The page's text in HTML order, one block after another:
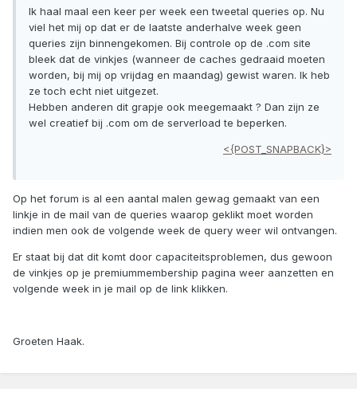
Ik haal maal een keer per week een tweetal queries op. Nu
viel het mij op dat er de laatste anderhalve week geen
queries zijn binnengekomen. Bij controle op de .com site
bleek dat de vinkjes (wanneer de caches gedraaid moeten
worden, bij mij op vrijdag en maandag) gewist waren. Ik heb
ze toch echt niet uitgezet.
Hebben anderen dit grapje ook meegemaakt ? Dan zijn ze
wel creatief bij .com om de serverload te beperken.
<{POST_SNAPBACK}>
Op het forum is al een aantal malen gewag gemaakt van een
linkje in de mail van de queries waarop geklikt moet worden
indien men ook de volgende week de query weer wil ontvangen.
Er staat bij dat dit komt door capaciteitsproblemen, dus gewoon
de vinkjes op je premiummembership pagina weer aanzetten en
volgende week in je mail op de link klikken.
Groeten Haak.